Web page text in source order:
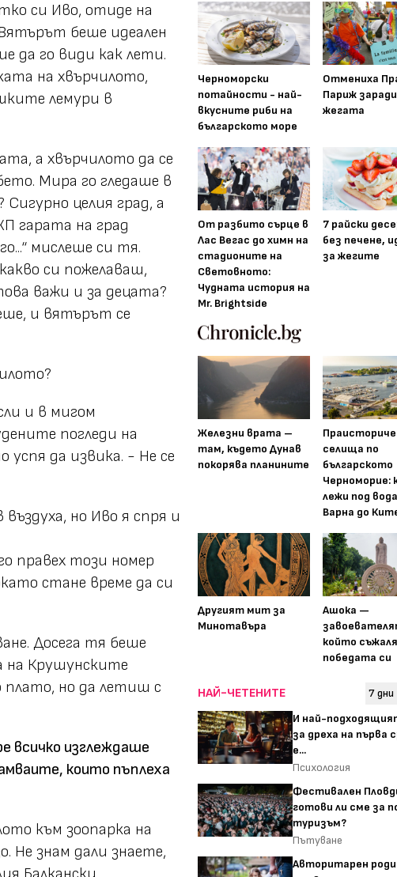
си Иво, отиде на
беше идеален
да го види как лети.
на хвърчилото,
лемури в
а хвърчилото да се
Мира го гледаше в
целия град, а
гарата на град
мислеше си тя.
си пожелаваш,
важи и за децата?
и вятърът се
и в мигом
погледи на
да извика. - Не се
но Иво я спря и
правех този номер
стане време да си
Досега тя беше
на Крушунските
плато, но да летиш с
всичко изглеждаше
които пъплеха
към зоопарка на
Не знам дали знаете,
Черноморски
потайности - най-
вкусните риби на
българското море
Отмениха
Париж заради
жегата
От разбито сърце в
Лас Вегас до химн на
стадионите на
Световното:
Чудната история на
Mr. Brightside
7 райски
без печене,
за жегите
Железни врата –
там, където Дунав
покорява планините
селища по
българското
Черноморие:
лежи под
Варна до
Другият мит за
Минотавъра
Ашока —
който
победата си
НАЙ-ЧЕТЕНИТЕ 7 дни
И най-
за дреха на първа
е...
Психология
Фестивален
готови ли сме за
туризъм?
Пътуване
Авторитарен